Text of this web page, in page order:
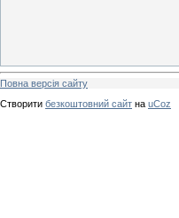
Повна версія сайту
Створити безкоштовний сайт на uCoz